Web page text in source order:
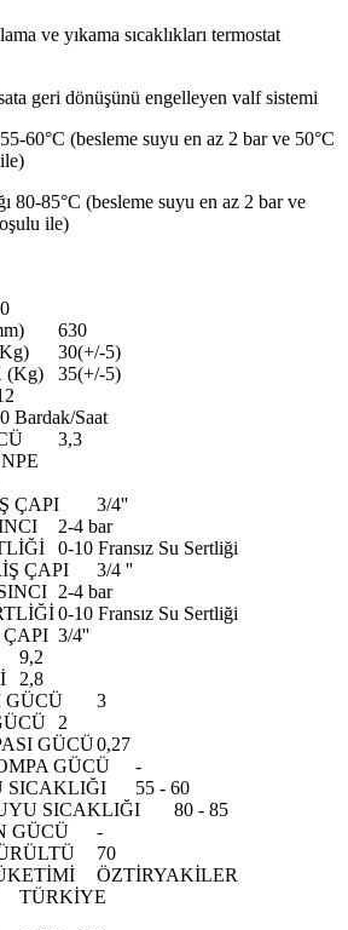
ve yıkama sıcaklıkları termostat
geri dönüşünü engelleyen valf sistemi
60°C (besleme suyu en az 2 bar ve 50°C
80-85°C (besleme suyu en az 2 bar ve
ile)
630
30(+/-5)
(Kg)
35(+/-5)
Bardak/Saat
3,3
ÇAPI
3/4''
2-4 bar
0-10 Fransız Su Sertliği
ÇAPI
3/4 ''
2-4 bar
0-10 Fransız Su Sertliği
3/4''
9,2
2,8
GÜCÜ
3
2
GÜCÜ0,27
GÜCÜ
-
SICAKLIĞI
55 - 60
SICAKLIĞI
80 - 85
GÜCÜ
-
70
ÖZTİRYAKİLER
TÜRKİYE